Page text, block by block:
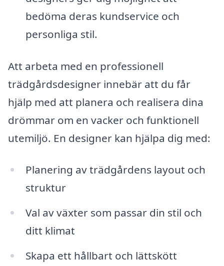
bedöma deras kundservice och
personliga stil.
Att arbeta med en professionell
trädgårdsdesigner innebär att du får
hjälp med att planera och realisera dina
drömmar om en vacker och funktionell
utemiljö. En designer kan hjälpa dig med:
Planering av trädgårdens layout och
struktur
Val av växter som passar din stil och
ditt klimat
Skapa ett hållbart och lättskött